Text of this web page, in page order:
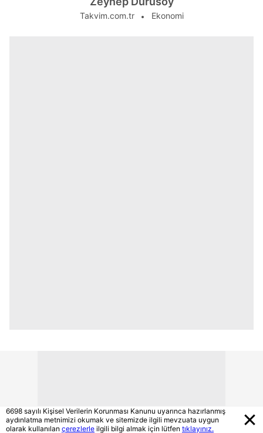
Takvim.com.tr Ekonomi
6698 sayılı Kişisel Verilerin Korunması Kanunu uyarınca hazırlanmış
aydınlatma metnimizi okumak ve sitemizde ilgili mevzuata uygun
olarak kullanılan çerezlerle ilgili bilgi almak için lütfen tıklayınız.